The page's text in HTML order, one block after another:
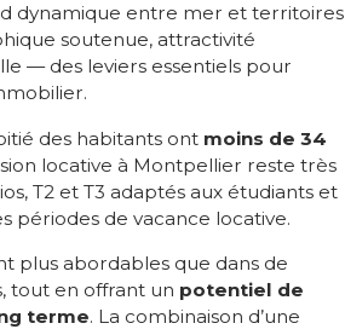
dynamique entre mer et territoires
soutenue, attractivité
— des leviers essentiels pour
des habitants ont moins de 34
locative à Montpellier reste très
T2 et T3 adaptés aux étudiants et
périodes de vacance locative.
plus abordables que dans de
tout en offrant un potentiel de
terme. La combinaison d’une